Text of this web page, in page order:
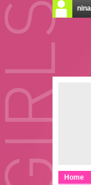
Home